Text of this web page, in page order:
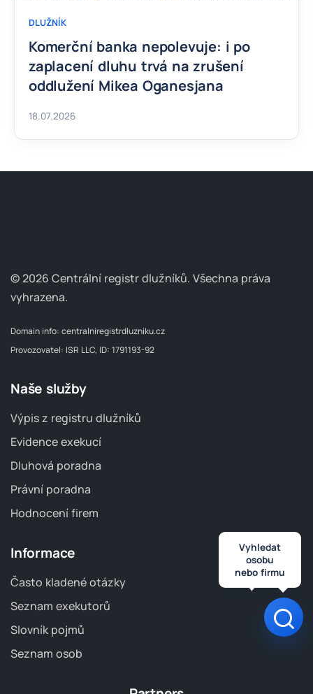
DLUŽNÍK
Komerční banka nepolevuje: i po
zaplacení dluhu trvá na zrušení
oddlužení Mikea Oganesjana
18.07.2026
© 2026 Centrální registr dlužníků. Všechna práva
vyhrazena.
Domain info: centralniregistrdluzniku.cz
Provozovatel: ISR LLC, ID: 1791193-92
Naše služby
Výpis z registru dlužníků
Evidence exekucí
Dluhová poradna
Právní poradna
Hodnocení firem
Informace
Často kladené otázky
Seznam exekutorů
Slovník pojmů
Seznam osob
Vyhledat
osobu
nebo firmu